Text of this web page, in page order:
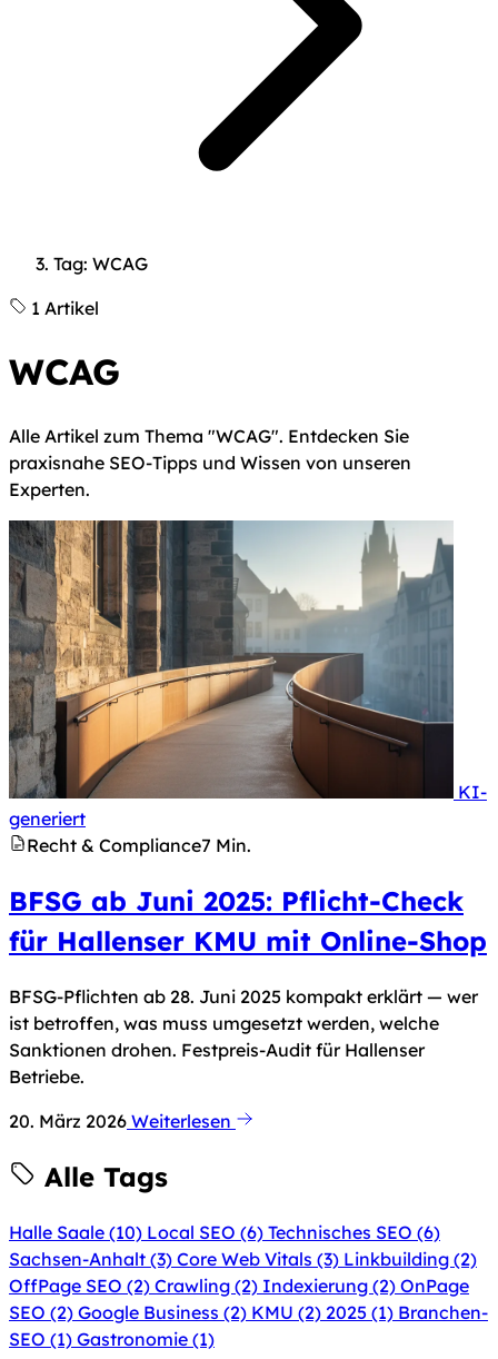
Tag: WCAG
1 Artikel
WCAG
Alle Artikel zum Thema "WCAG". Entdecken Sie
praxisnahe SEO-Tipps und Wissen von unseren
Experten.
KI-
generiertHinweis nach Art. 50 KI-Verordnung: Dieses
Recht & Compliance7 Min.
BFSG ab Juni 2025: Pflicht-Check
für Hallenser KMU mit Online-Shop
BFSG-Pflichten ab 28. Juni 2025 kompakt erklärt — wer
ist betroffen, was muss umgesetzt werden, welche
Sanktionen drohen. Festpreis-Audit für Hallenser
Betriebe.
20. März 2026 Weiterlesen
Alle Tags
Halle Saale (10) Local SEO (6) Technisches SEO (6)
Sachsen-Anhalt (3) Core Web Vitals (3) Linkbuilding (2)
OffPage SEO (2) Crawling (2) Indexierung (2) OnPage
SEO (2) Google Business (2) KMU (2) 2025 (1) Branchen-
SEO (1) Gastronomie (1)